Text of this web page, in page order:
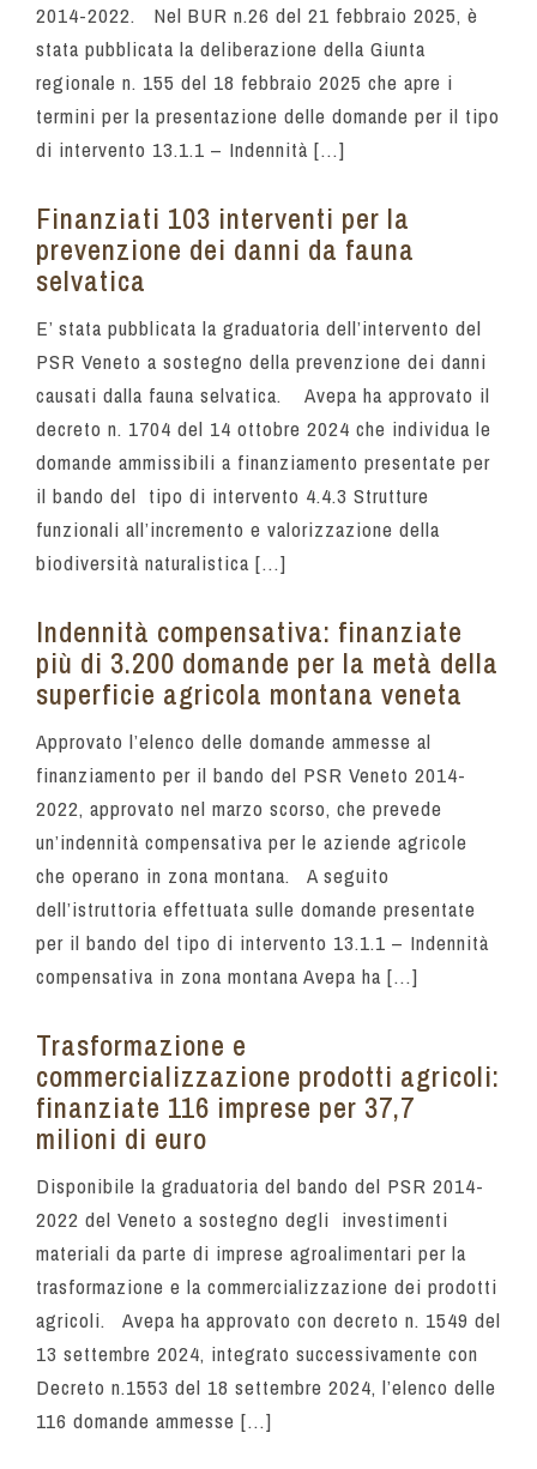
2014-2022. Nel BUR n.26 del 21 febbraio 2025, è
stata pubblicata la deliberazione della Giunta
regionale n. 155 del 18 febbraio 2025 che apre i
termini per la presentazione delle domande per il tipo
di intervento 13.1.1 – Indennità […]
Finanziati 103 interventi per la
prevenzione dei danni da fauna
selvatica
E’ stata pubblicata la graduatoria dell’intervento del
PSR Veneto a sostegno della prevenzione dei danni
causati dalla fauna selvatica. Avepa ha approvato il
decreto n. 1704 del 14 ottobre 2024 che individua le
domande ammissibili a finanziamento presentate per
il bando del tipo di intervento 4.4.3 Strutture
funzionali all’incremento e valorizzazione della
biodiversità naturalistica […]
Indennità compensativa: finanziate
più di 3.200 domande per la metà della
superficie agricola montana veneta
Approvato l’elenco delle domande ammesse al
finanziamento per il bando del PSR Veneto 2014-
2022, approvato nel marzo scorso, che prevede
un’indennità compensativa per le aziende agricole
che operano in zona montana. A seguito
dell’istruttoria effettuata sulle domande presentate
per il bando del tipo di intervento 13.1.1 – Indennità
compensativa in zona montana Avepa ha […]
Trasformazione e
commercializzazione prodotti agricoli:
finanziate 116 imprese per 37,7
milioni di euro
Disponibile la graduatoria del bando del PSR 2014-
2022 del Veneto a sostegno degli investimenti
materiali da parte di imprese agroalimentari per la
trasformazione e la commercializzazione dei prodotti
agricoli. Avepa ha approvato con decreto n. 1549 del
13 settembre 2024, integrato successivamente con
Decreto n.1553 del 18 settembre 2024, l’elenco delle
116 domande ammesse […]